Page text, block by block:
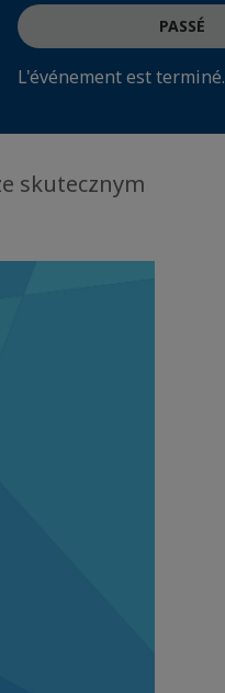
PASSÉ
L'événement est terminé.
skutecznym